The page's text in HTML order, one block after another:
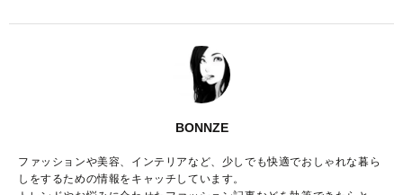
BONNZE
ファッションや美容、インテリアなど、少しでも快適でおしゃれな暮ら
しをするための情報をキャッチしています。